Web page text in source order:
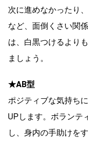
次に進めなかったり
など、面倒くさい関
は、白黒つけるより
ましょう。
★AB型
ポジティブな気持ち
UPします。ボランテ
し、身内の手助けを